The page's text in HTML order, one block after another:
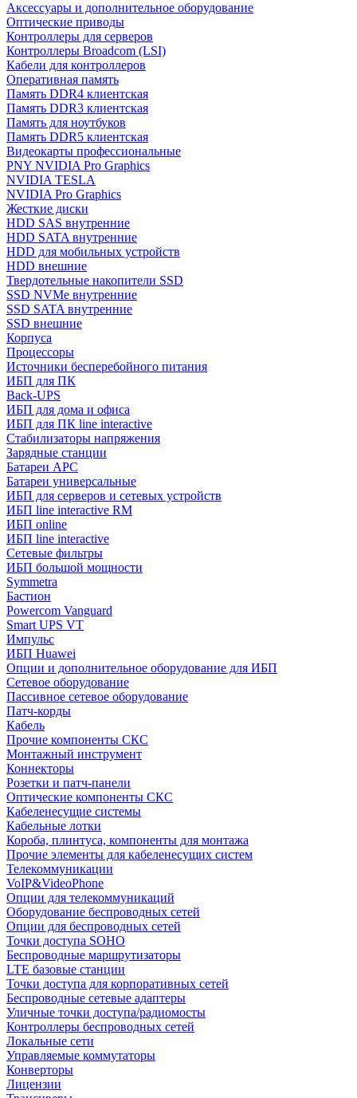
Аксессуары и дополнительное оборудование
Оптические приводы
Контроллеры для серверов
Контроллеры Broadcom (LSI)
Кабели для контроллеров
Оперативная память
Память DDR4 клиентская
Память DDR3 клиентская
Память для ноутбуков
Память DDR5 клиентская
Видеокарты профессиональные
PNY NVIDIA Pro Graphics
NVIDIA TESLA
NVIDIA Pro Graphics
Жесткие диски
HDD SAS внутренние
HDD SATA внутренние
HDD для мобильных устройств
HDD внешние
Твердотельные накопители SSD
SSD NVMe внутренние
SSD SATA внутренние
SSD внешние
Корпуса
Процессоры
Источники бесперебойного питания
ИБП для ПК
Back-UPS
ИБП для дома и офиса
ИБП для ПК linе interactive
Стабилизаторы напряжения
Зарядные станции
Батареи APC
Батареи универсальные
ИБП для серверов и сетевых устройств
ИБП line interactive RM
ИБП online
ИБП linе interactive
Сетевые фильтры
ИБП большой мощности
Symmetra
Бастион
Powercom Vanguard
Smart UPS VT
Импульс
ИБП Huawei
Опции и дополнительное оборудование для ИБП
Сетевое оборудование
Пассивное сетевое оборудование
Патч-корды
Кабель
Прочие компоненты СКС
Монтажный инструмент
Коннекторы
Розетки и патч-панели
Оптические компоненты СКС
Кабеленесущие системы
Кабельные лотки
Короба, плинтуса, компоненты для монтажа
Прочие элементы для кабеленесущих систем
Телекоммуникации
VoIP&VideoPhone
Опции для телекоммуникаций
Оборудование беспроводных сетей
Опции для беспроводных сетей
Точки доступа SOHO
Беспроводные маршрутизаторы
LTE базовые станции
Точки доступа для корпоративных сетей
Беспроводные сетевые адаптеры
Уличные точки доступа/радиомосты
Контроллеры беспроводных сетей
Локальные сети
Управляемые коммутаторы
Конверторы
Лицензии